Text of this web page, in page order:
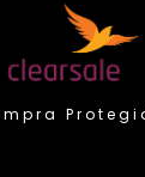
Protegida